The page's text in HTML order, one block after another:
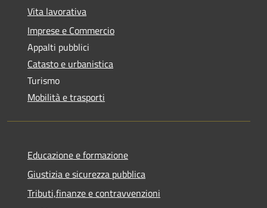
Vita lavorativa
Imprese e Commercio
Appalti pubblici
Catasto e urbanistica
Turismo
Mobilità e trasporti
Educazione e formazione
Giustizia e sicurezza pubblica
Tributi,finanze e contravvenzioni